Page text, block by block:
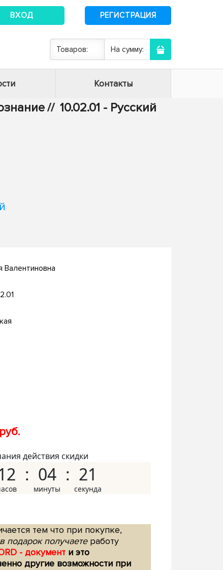
ВХОД РЕГИСТРАЦИЯ
Товаров: На сумму:
Контакты
// 10.02.01 - Русский
Валентиновна
действия скидки
04 20
тем что при покупке,
подарок получаетеработу
- документ и это
другие возможности при